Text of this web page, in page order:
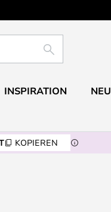
SUCHE
INSPIRATION NEU
KOPIEREN